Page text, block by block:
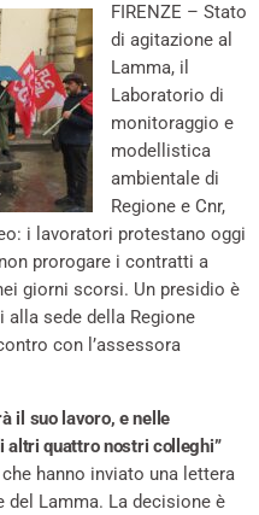
FIRENZE – Stato
di agitazione al
Lamma, il
Laboratorio di
monitoraggio e
modellistica
ambientale di
Regione e Cnr,
i lavoratori protestano oggi
prorogare i contratti a
giorni scorsi. Un presidio è
sede della Regione
con l’assessora
il suo lavoro, e nelle
altri quattro nostri colleghi”
che hanno inviato una lettera
del Lamma. La decisione è